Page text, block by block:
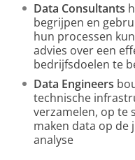
Data Consultants
begrijpen en
hun processen
advies over een
bedrijfsdoelen te
Data Engineers
technische
verzamelen, op te
maken data op de
analyse